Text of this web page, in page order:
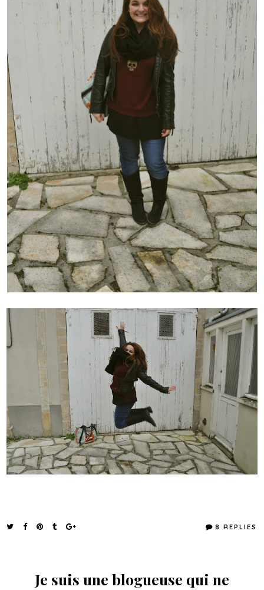
8 REPLIES
Je suis une blogueuse qui ne